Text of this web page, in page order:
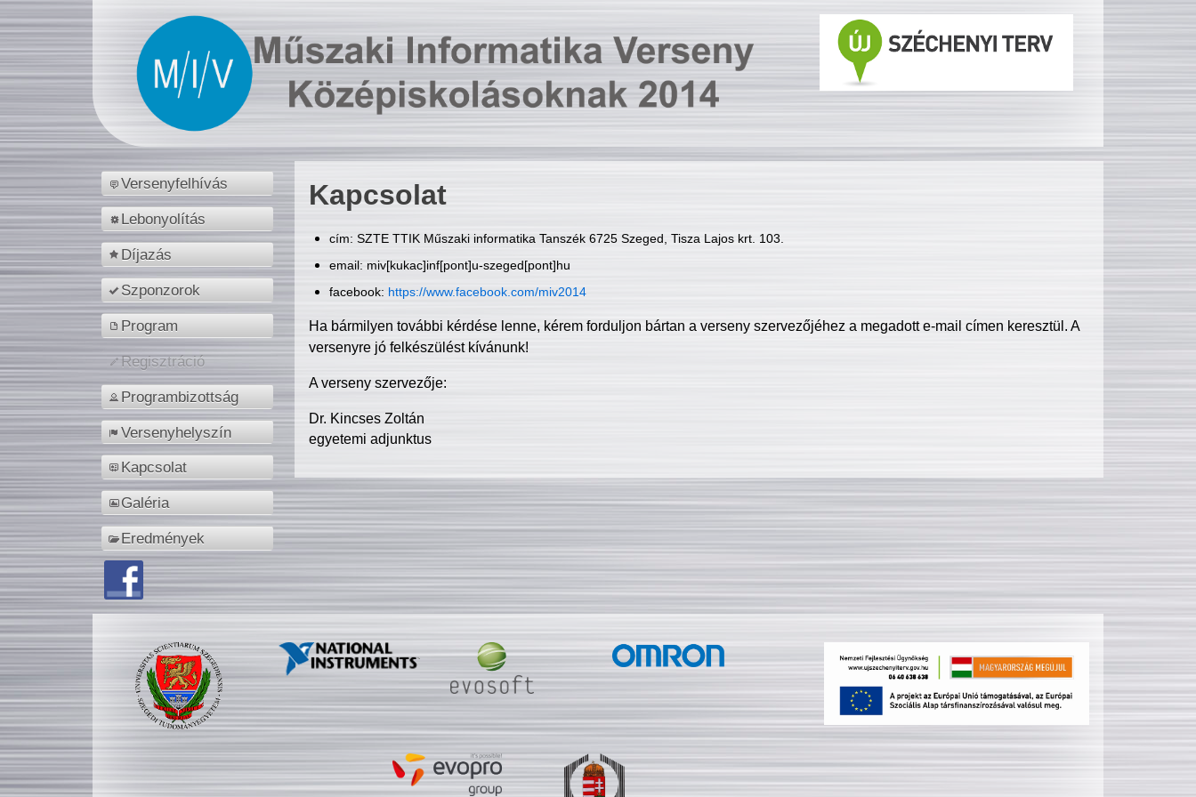
Versenyfelhívás
Lebonyolítás
Díjazás
Szponzorok
Program
Regisztráció
Programbizottság
Versenyhelyszín
Kapcsolat
Galéria
Eredmények
Kapcsolat
cím: SZTE TTIK Műszaki informatika Tanszék 6725 Szeged, Tisza Lajos krt. 103.
email: miv[kukac]inf[pont]u-szeged[pont]hu
facebook: https://www.facebook.com/miv2014
Ha bármilyen további kérdése lenne, kérem forduljon bártan a verseny szervezőjéhez a megadott e-mail címen keresztül. A
versenyre jó felkészülést kívánunk!
A verseny szervezője:
Dr. Kincses Zoltán
egyetemi adjunktus